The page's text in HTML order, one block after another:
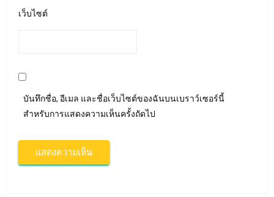
เว็บไซต์
บันทึกชื่อ, อีเมล และชื่อเว็บไซต์ของฉันบนเบราว์เซอร์นี้
สำหรับการแสดงความเห็นครั้งถัดไป